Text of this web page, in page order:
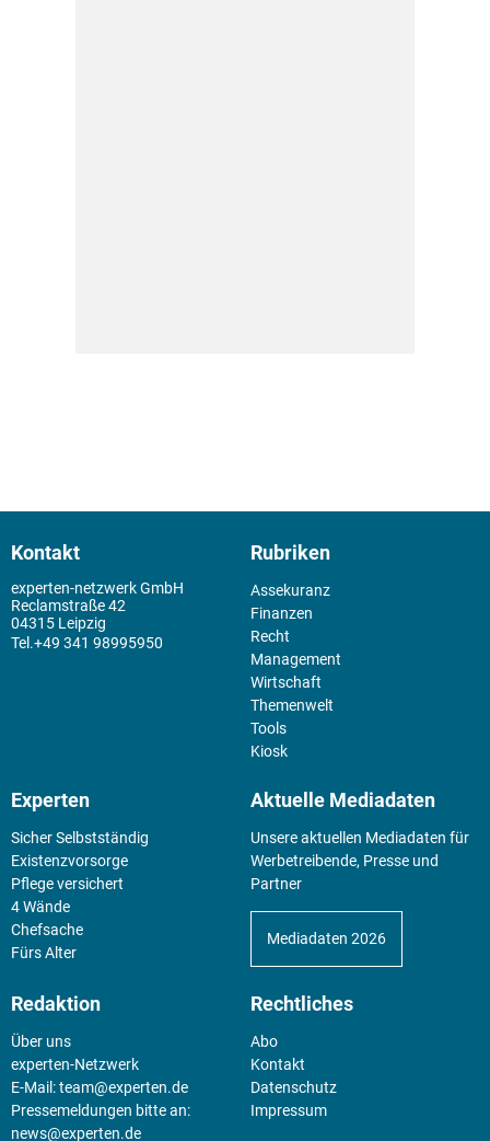
Kontakt
experten-netzwerk GmbH
Reclamstraße 42
04315 Leipzig
+49 341 98995950
Rubriken
Assekuranz
Finanzen
Recht
Management
Wirtschaft
Themenwelt
Tools
Kiosk
Experten
Sicher Selbstständig
Existenz­vorsorge
Pflege versichert
4 Wände
Chefsache
Fürs Alter
Aktuelle Mediadaten
Unsere aktuellen Mediadaten für
Werbetreibende, Presse und
Partner
Mediadaten 2026
Redaktion
Über uns
experten-Netzwerk
E-Mail:team@experten.de
Pressemeldungen bitte an:
news@experten.de
Rechtliches
Abo
Kontakt
Datenschutz
Impressum